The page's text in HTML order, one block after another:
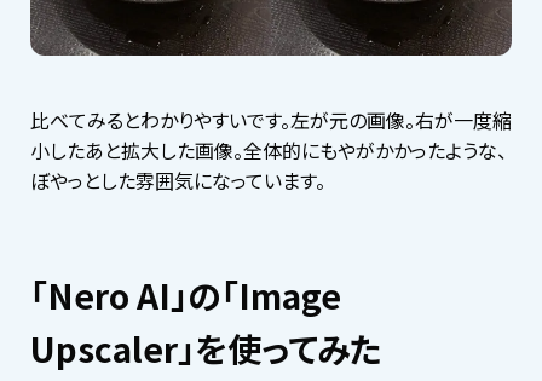
比べてみるとわかりやすいです。左が元の画像。右が一度縮
小したあと拡大した画像。全体的にもやがかかったような、
ぼやっとした雰囲気になっています。
「Nero AI」の「Image
Upscaler」を使ってみた